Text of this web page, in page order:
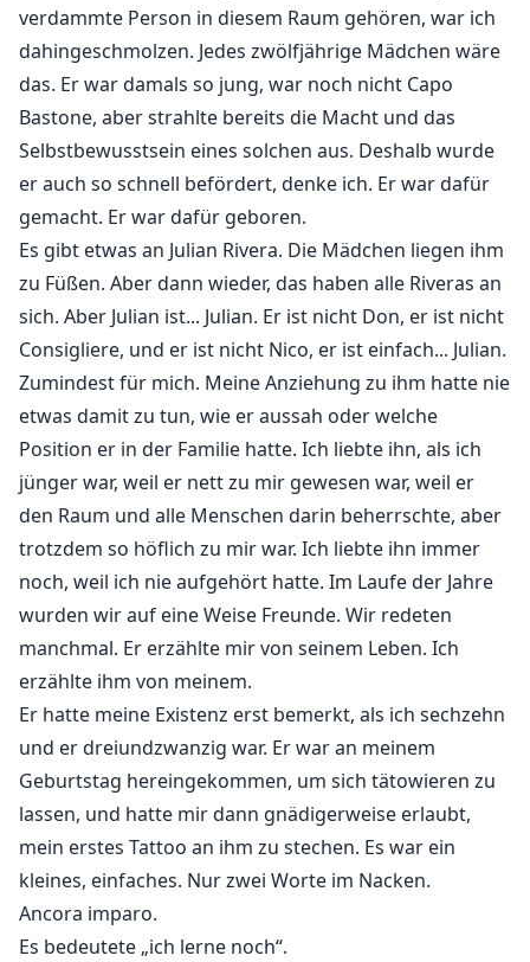
verdammte Person in diesem Raum gehören, war ich
dahingeschmolzen. Jedes zwölfjährige Mädchen wäre
das. Er war damals so jung, war noch nicht Capo
Bastone, aber strahlte bereits die Macht und das
Selbstbewusstsein eines solchen aus. Deshalb wurde
er auch so schnell befördert, denke ich. Er war dafür
gemacht. Er war dafür geboren.
Es gibt etwas an Julian Rivera. Die Mädchen liegen ihm
zu Füßen. Aber dann wieder, das haben alle Riveras an
sich. Aber Julian ist... Julian. Er ist nicht Don, er ist nicht
Consigliere, und er ist nicht Nico, er ist einfach... Julian.
Zumindest für mich. Meine Anziehung zu ihm hatte nie
etwas damit zu tun, wie er aussah oder welche
Position er in der Familie hatte. Ich liebte ihn, als ich
jünger war, weil er nett zu mir gewesen war, weil er
den Raum und alle Menschen darin beherrschte, aber
trotzdem so höflich zu mir war. Ich liebte ihn immer
noch, weil ich nie aufgehört hatte. Im Laufe der Jahre
wurden wir auf eine Weise Freunde. Wir redeten
manchmal. Er erzählte mir von seinem Leben. Ich
erzählte ihm von meinem.
Er hatte meine Existenz erst bemerkt, als ich sechzehn
und er dreiundzwanzig war. Er war an meinem
Geburtstag hereingekommen, um sich tätowieren zu
lassen, und hatte mir dann gnädigerweise erlaubt,
mein erstes Tattoo an ihm zu stechen. Es war ein
kleines, einfaches. Nur zwei Worte im Nacken.
Ancora imparo.
Es bedeutete „ich lerne noch“.